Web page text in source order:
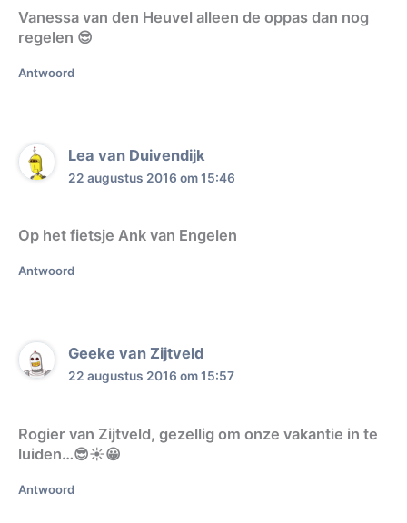
Vanessa van den Heuvel alleen de oppas dan nog
regelen 😎
Antwoord
Lea van Duivendijk
22 augustus 2016 om 15:46
Op het fietsje Ank van Engelen
Antwoord
Geeke van Zijtveld
22 augustus 2016 om 15:57
Rogier van Zijtveld, gezellig om onze vakantie in te
luiden…😎☀️😀
Antwoord